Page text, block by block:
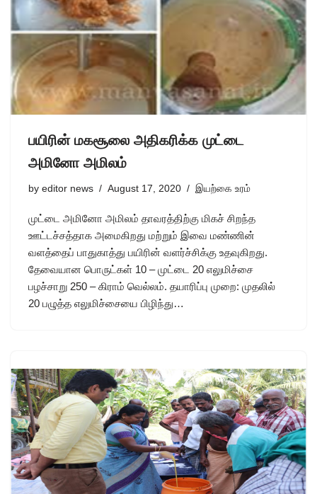
பயிரின் மகசூலை அதிகரிக்க முட்டை
அமினோ அமிலம்
by editor news August 17, 2020 இயற்கை உரம்
முட்டை அமினோ அமிலம் தாவரத்திற்கு மிகச் சிறந்த
ஊட்டச்சத்தாக அமைகிறது மற்றும் இவை மண்ணின்
வளத்தைப் பாதுகாத்து பயிரின் வளர்ச்சிக்கு உதவுகிறது.
தேவையான பொருட்கள் 10 – முட்டை 20 எலுமிச்சை
பழச்சாறு 250 – கிராம் வெல்லம். தயாரிப்பு முறை: முதலில்
20 பழுத்த எலுமிச்சையை பிழிந்து…